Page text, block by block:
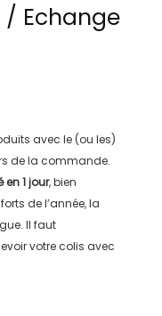
/ Echange
avec le (ou les)
de la commande.
en1 jour, bien
de l’année, la
Il faut
votre colis avec